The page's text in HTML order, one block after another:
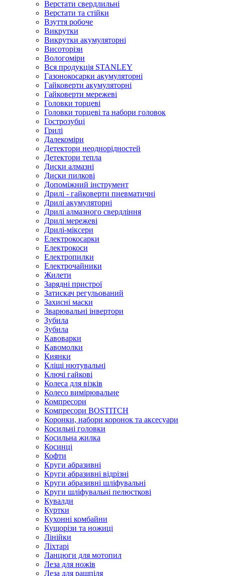
Верстати свердлильні
Верстати та стійки
Взуття робоче
Викрутки
Викрутки акумуляторні
Висоторізи
Вологоміри
Вся продукція STANLEY
Газонокосарки акумуляторні
Гайковерти акумуляторні
Гайковерти мережеві
Головки торцеві
Головки торцеві та набори головок
Гострозубці
Грилі
Далекоміри
Детектори неоднорідностей
Детектори тепла
Диски алмазні
Диски пилкові
Допоміжний інструмент
Дрилі - гайковерти пневматичні
Дрилі акумуляторні
Дрилі алмазного свердління
Дрилі мережеві
Дрилі-міксери
Електрокосарки
Електрокоси
Електропилки
Електрочайники
Жилети
Зарядні пристрої
Затискач регульований
Захисні маски
Зварювальні інвертори
Зубила
Зубила
Кавоварки
Кавомолки
Киянки
Кліщі нютувальні
Ключі гайкові
Колеса для візків
Колесо вимірювальне
Компресори
Компресори BOSTITCH
Коронки, набори коронок та аксесуари
Косильні головки
Косильна жилка
Косинці
Кофти
Круги абразивні
Круги абразивні відрізні
Круги абразивні шліфувальні
Круги шліфувальні пелюсткові
Кувалди
Куртки
Кухонні комбайни
Кущорізи та ножиці
Лінійки
Ліхтарі
Ланцюги для мотопил
Леза для ножів
Леза для рашпіля